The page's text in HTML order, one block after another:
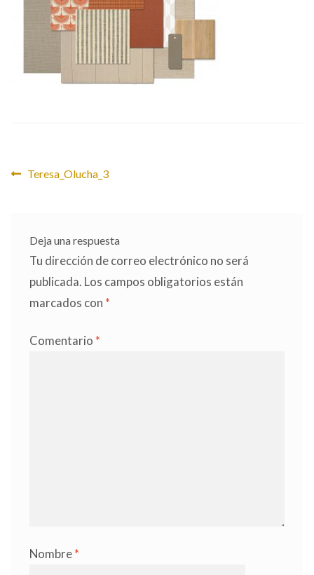
CONTACTO
Navegación
Anterior:
Teresa_Olucha_3
Deja una respuesta
Tu dirección de correo electrónico no será
publicada. Los campos obligatorios están
marcados con *
Comentario *
Nombre*